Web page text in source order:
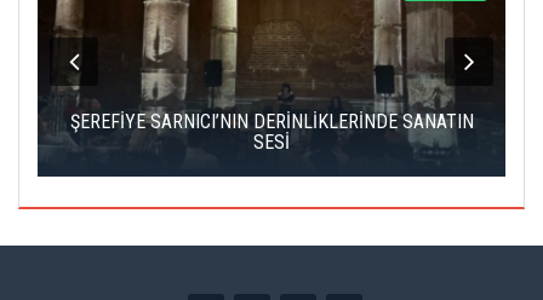
ŞEREFİYE SARNICI’NIN DERİNLİKLERİNDE SANATIN
SESİ